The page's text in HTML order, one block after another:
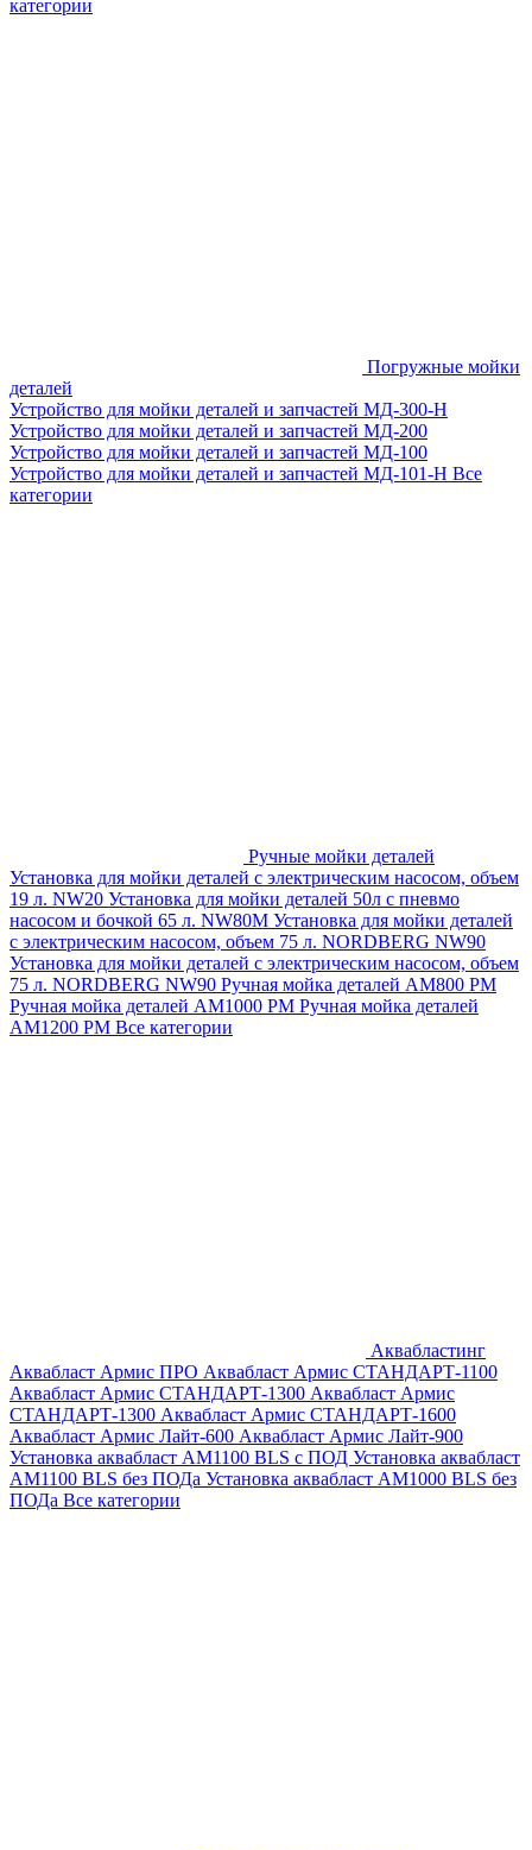
категории
Погружные мойки
деталей
Устройство для мойки деталей и запчастей МД-300-H
Устройство для мойки деталей и запчастей МД-200
Устройство для мойки деталей и запчастей МД-100
Устройство для мойки деталей и запчастей МД-101-Н Все
категории
Ручные мойки деталей
Установка для мойки деталей с электрическим насосом, объем
19 л. NW20 Установка для мойки деталей 50л с пневмо
насосом и бочкой 65 л. NW80M Установка для мойки деталей
с электрическим насосом, объем 75 л. NORDBERG NW90
Установка для мойки деталей с электрическим насосом, объем
75 л. NORDBERG NW90 Ручная мойка деталей АМ800 РМ
Ручная мойка деталей АМ1000 РМ Ручная мойка деталей
АМ1200 РМ Все категории
Аквабластинг
Аквабласт Армис ПРО Аквабласт Армис СТАНДАРТ-1100
Аквабласт Армис СТАНДАРТ-1300 Аквабласт Армис
СТАНДАРТ-1300 Аквабласт Армис СТАНДАРТ-1600
Аквабласт Армис Лайт-600 Аквабласт Армис Лайт-900
Установка аквабласт AM1100 BLS с ПОД Установка аквабласт
AM1100 BLS без ПОДа Установка аквабласт AM1000 BLS без
ПОДа Все категории